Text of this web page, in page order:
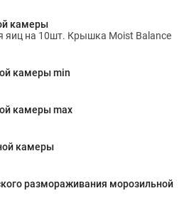
камеры
яиц на 10шт. Крышка Moist Balance
камеры min
камеры max
камеры
размораживания морозильной